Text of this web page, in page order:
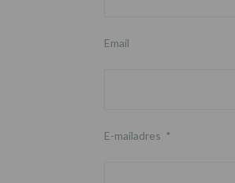
Email
E-mailadres *